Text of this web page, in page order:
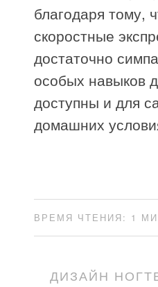
благодаря тому,
скоростные
достаточно
особых навыков
доступны и для
домашних
ВРЕМЯ ЧТЕНИЯ: 1
ДИЗАЙН